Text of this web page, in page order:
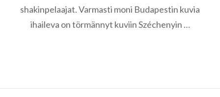
on
elämys
shakinpelaajat. Varmasti moni Budapestin kuvia
ihaileva on törmännyt kuviin Széchenyin …